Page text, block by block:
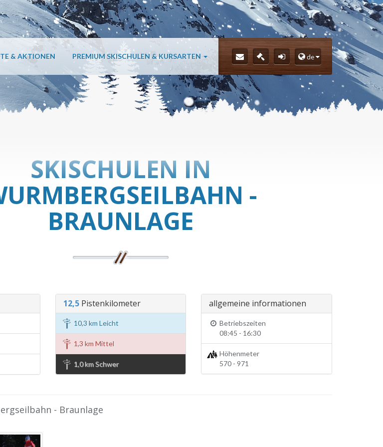
& AKTIONEN PREMIUM SKISCHULEN & KURSARTEN de
SKISCHULEN IN
-
BRAUNLAGE
12,5Pistenkilometer
10,3 km Leicht
1,3 km Mittel
1,0 km Schwer
allgemeine informationen
Betriebszeiten
08:45 - 16:30
Höhenmeter
570 - 971
- Braunlage